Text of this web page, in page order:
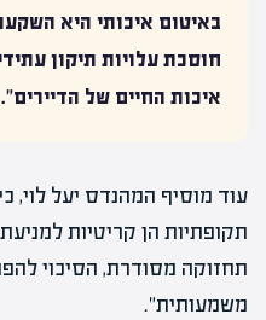
באיטום איכותי היא
חוסכת עלויות תיקון
איכות החיים של הדיירים".
עוד מוסיף המהנדס יעל לוי,
תקופתיות הן קריטיות
תחזוקה מסודרת, הסיכוי
משמעותית".